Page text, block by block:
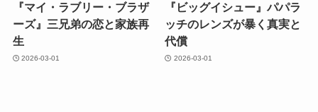
『マイ・ラブリー・ブラザ
ーズ』三兄弟の恋と家族再
生
2026-03-01
『ビッグイシュー』パパラ
ッチのレンズが暴く真実と
代償
2026-03-01